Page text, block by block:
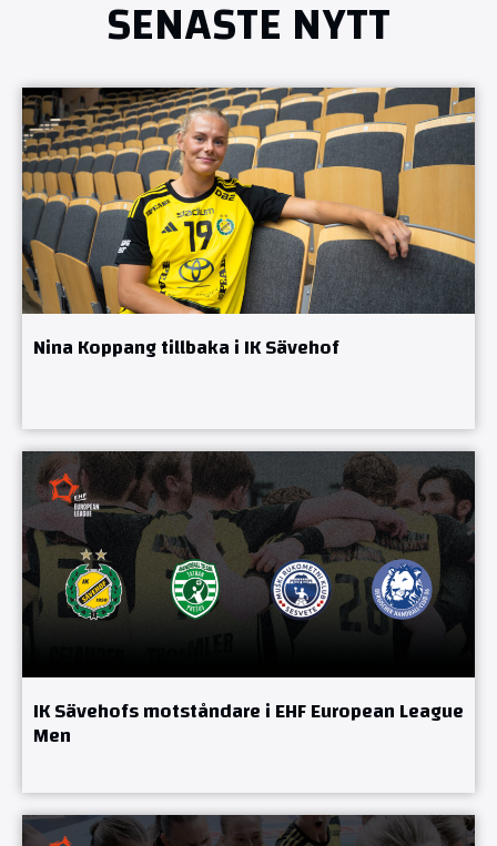
SENASTE NYTT
Nina Koppang tillbaka i IK Sävehof
IK Sävehofs motståndare i EHF European League
Men